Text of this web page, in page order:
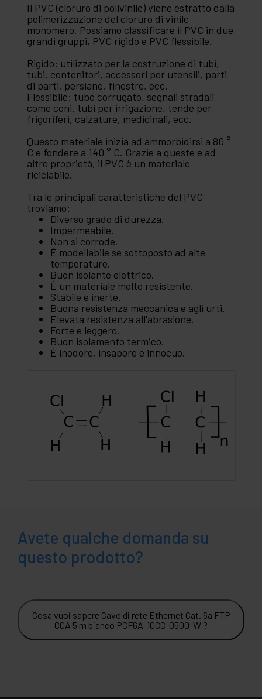
Il PVC (cloruro di polivinile) viene estratto dalla
polimerizzazione del cloruro di vinile
monomero. Possiamo classificare il PVC in due
grandi gruppi, PVC rigido e PVC flessibile.
Rigido: utilizzato per la costruzione di tubi,
tubi, contenitori, accessori per utensili, parti
di parti, persiane, finestre, ecc.
Flessibile: tubo corrugato, segnali stradali
come coni. tubi per irrigazione, tende per
frigoriferi, calzature, medicinali, ecc.
Questo materiale inizia ad ammorbidirsi a 80 °
C e fondere a 140 ° C. Grazie a queste e ad
altre proprietà, il PVC è un materiale
riciclabile.
Tra le principali caratteristiche del PVC
troviamo:
Diverso grado di durezza.
Impermeabile.
Non si corrode.
È modellabile se sottoposto ad alte
temperature.
Buon isolante elettrico.
È un materiale molto resistente.
Stabile e inerte.
Buona resistenza meccanica e agli urti.
Elevata resistenza all'abrasione.
Forte e leggero.
Buon isolamento termico.
È inodore, insapore e innocuo.
Avete qualche domanda su
questo prodotto?
Cosa vuoi sapere Cavo di rete Ethernet Cat. 6a FTP
CCA 5 m bianco PCF6A-10CC-0500-W ?